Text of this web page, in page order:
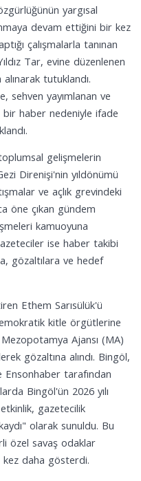
yargısal
devam ettiğini bir kez
çalışmalarla tanınan
Tar, evine düzenlenen
alınarak tutuklandı.
sehven yayımlanan ve
bir haber nedeniyle ifade
gelişmelerin
Direnişi'nin yıldönümü
ve açlık grevindeki
öne çıkan gündem
kamuoyuna
ise haber takibi
gözaltılara ve hedef
Ethem Sarısülük'ü
kitle örgütlerine
Ajansı (MA)
gözaltına alındı. Bingöl,
tarafından
Bingöl'ün 2026 yılı
gazetecilik
olarak sunuldu. Bu
özel savaş odaklar
kez daha gösterdi.